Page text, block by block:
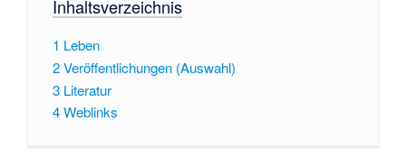
Inhaltsverzeichnis
1 Leben
2Veröffentlichungen (Auswahl)
3 Literatur
4Weblinks